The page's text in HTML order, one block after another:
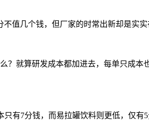
值几个钱，但厂家的时常出新却是实
就算研发成本都加进去，每单只成本
有7分钱，而易拉罐饮料则更低，仅有